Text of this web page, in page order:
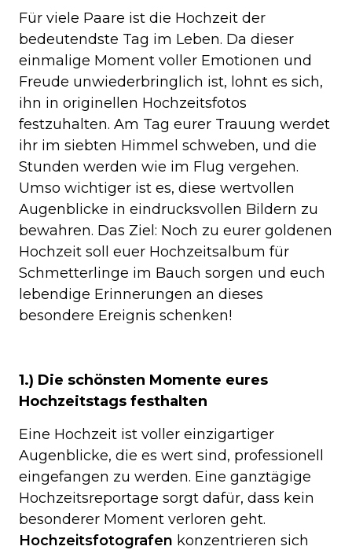
Für viele Paare ist die Hochzeit der
bedeutendste Tag im Leben. Da dieser
einmalige Moment voller Emotionen und
Freude unwiederbringlich ist, lohnt es sich,
ihn in originellen Hochzeitsfotos
festzuhalten. Am Tag eurer Trauung werdet
ihr im siebten Himmel schweben, und die
Stunden werden wie im Flug vergehen.
Umso wichtiger ist es, diese wertvollen
Augenblicke in eindrucksvollen Bildern zu
bewahren. Das Ziel: Noch zu eurer goldenen
Hochzeit soll euer Hochzeitsalbum für
Schmetterlinge im Bauch sorgen und euch
lebendige Erinnerungen an dieses
besondere Ereignis schenken!
1.) Die schönsten Momente eures
Hochzeitstags festhalten
Eine Hochzeit ist voller einzigartiger
Augenblicke, die es wert sind, professionell
eingefangen zu werden. Eine ganztägige
Hochzeitsreportage sorgt dafür, dass kein
besonderer Moment verloren geht.
Hochzeitsfotografen konzentrieren sich